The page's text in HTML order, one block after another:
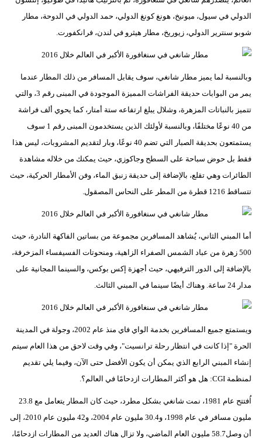
الدولي في سيول، ميونيخ، هونغ كونغ الدولي، حمد الدولي في الدوحة، مطار
شوبو سنترير الدولي، زيوريخ، مطار هيثرو في لندن، فرانكفورت.
وبالنسبة لما يميز مطار شانغي، سوف يقابل المسافر من ذلك المطار عندما
يمر من البوابات حديقة الفراشات المميزة الموجودة في المبنى رقم 3، والتي
تتميز بالنباتات المزهرة، وشلال يبلغ ارتفاعه ستة أمتار، كما يحوي ألف فراشة
من 40 نوعًا مختلفًا، وبالنسبة لأولئك الذين يستخدمون المبنى رقم 1 سوف
يستمتعون بحديقة الصبار التي تضم 40 نوعًا، وبار لتقديم المشروبات، ليس هذا
فقط بل حوض سباحة على السطح وجاكوزي، حيث يمكنك من خلاله مشاهدة
الطائرات وهي تقلع، بالإضافة إلى حديقة زنبق الماء، وفن الأمطار الحركية، حيث
تتساقط 1216 قطرة من المطر على النحاس المصقول.
أما المبني الثاني، يُشاهد المسافرين مجموعة من بساتين الفاكهة النادرة، حيث
500 زهرة من عباد الشمس الصفراء الزاهية، ومنحوتات الفسيفساء المزخرفة،
بالإضافة إلى الدور الترفيهي، حيث أجهزة إكس بوكس، والسينما المجانية على
مدار 24 ساعة. وهناك أيضًا سينما في المبني الثالث.
ويستمتع جميع المسافرين بخدمة الواي فاي منذ عام 2002، وجولة في المدينة
الحرة "إذا كانت في انتظار رحلة ترانسيت"، وفي وقت لاحق من هذا العام سيتم
إنشاء المبني الرابع الذي يمكن أن يكون الأفضل حتى الآن، وفيما يلي تقديم
لمنظمة CGI: هل هو أكثر المطارات ازدحامًا في العالم؟.
اُفتتح عام 1981، نمت شانغي بشكل مطرد، حيث كان المطار يتعامل مع 23.8
مليون مسافر في عام 1998، و30.4 مليون عام 2004، و42 مليون عام 2010، إلى
أن وصل58.7 مليون العام الماضي، ولا تزال هناك العديد من المطارات ازدحامًا،